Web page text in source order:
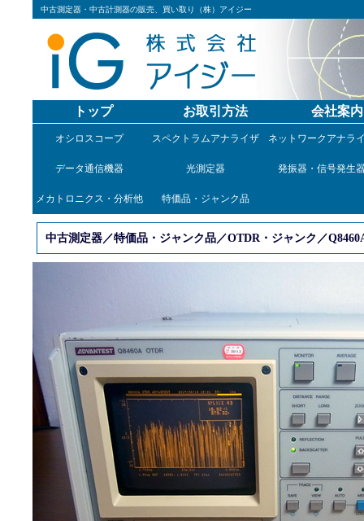
中古測定器・中古計測器の販売、買い取り（株）アイジー
トップ お取引方法 会社案内
オシロスコープ スペクトラムアナライザ ネットワークアナラ
データ通信機器 光測定器 発振器・信号発生
メカトロニクス・分析他 特価品・ジャンク品
中古測定器／特価品・ジャンク品／OTDR・ジャンク／